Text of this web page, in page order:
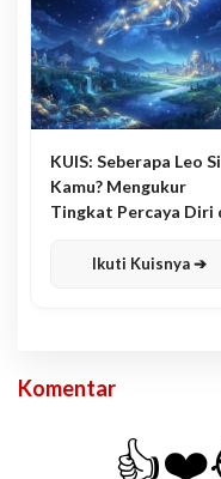
KUIS: Seberapa Leo
Kamu? Mengukur
Tingkat Percaya Diri
Ikuti Kuisnya ➔
Komentar
👍❤️